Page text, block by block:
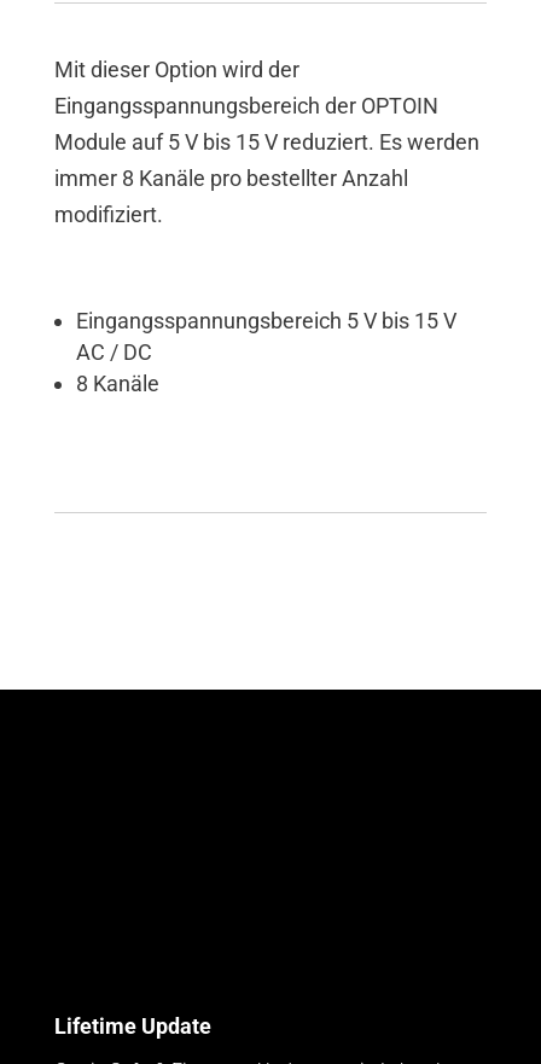
Mit dieser Option wird der
Eingangsspannungsbereich der OPTOIN
Module auf 5 V bis 15 V reduziert. Es werden
immer 8 Kanäle pro bestellter Anzahl
modifiziert.
Eingangsspannungsbereich 5 V bis 15 V
AC / DC
8 Kanäle
Lifetime Update